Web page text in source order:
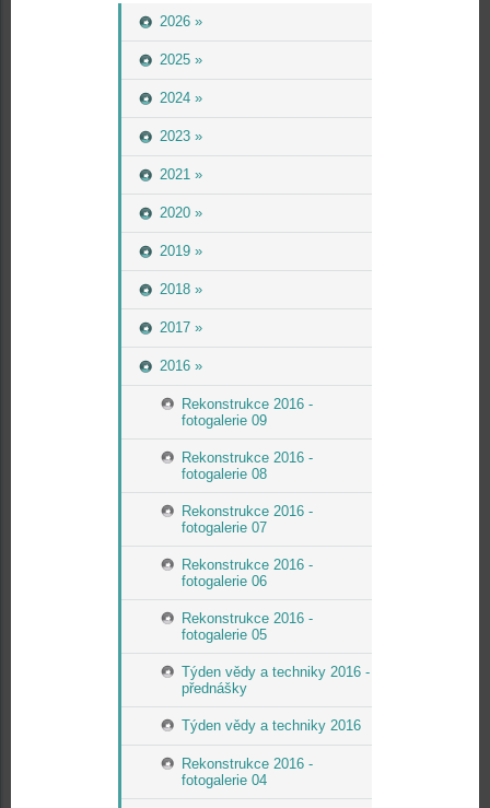
2026 »
2025 »
2024 »
2023 »
2021 »
2020 »
2019 »
2018 »
2017 »
2016 »
Rekonstrukce 2016 -
fotogalerie 09
Rekonstrukce 2016 -
fotogalerie 08
Rekonstrukce 2016 -
fotogalerie 07
Rekonstrukce 2016 -
fotogalerie 06
Rekonstrukce 2016 -
fotogalerie 05
Týden vědy a techniky 2016 -
přednášky
Týden vědy a techniky 2016
Rekonstrukce 2016 -
fotogalerie 04